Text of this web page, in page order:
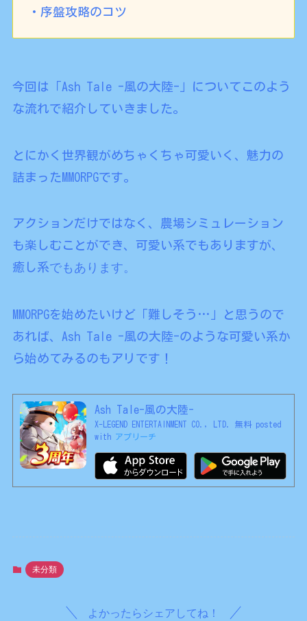
・序盤攻略のコツ
今回は「Ash Tale -風の大陸-」についてこのよう
な流れで紹介していきました。
とにかく世界観がめちゃくちゃ可愛いく、魅力の
詰まったMMORPGです。
アクションだけではなく、農場シミュレーション
も楽しむことができ、可愛い系でもありますが、
癒し系でもあります。
MMORPGを始めたいけど「難しそう…」と思うので
あれば、Ash Tale -風の大陸-のような可愛い系か
ら始めてみるのもアリです！
Ash Tale-風の大陸-
X-LEGEND ENTERTAINMENT CO., LTD. 無料 posted
with アプリーチ
未分類
よかったらシェアしてね！